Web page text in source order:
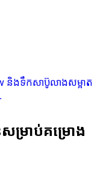
និង​ទឹកសាប៊ូ​លាងសម្អាត​
ម្រាប់​គម្រោង​